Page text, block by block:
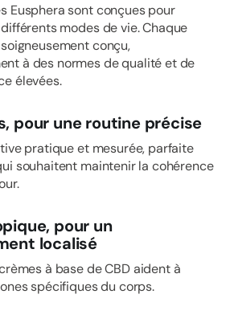
Eusphera sont conçues pour
modes de vie. Chaque
conçu,
à des normes de qualité et de
élevées.
pour une routine précise
pratique et mesurée, parfaite
souhaitent maintenir la cohérence
pour un
localisé
à base de CBD aident à
spécifiques du corps.